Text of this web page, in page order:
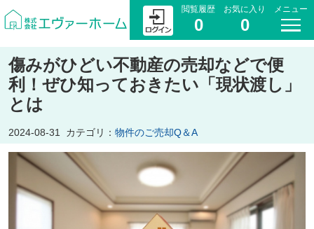
閲覧履歴
0
お気に入り
0
メニュー
傷みがひどい不動産の売却などで便
利！ぜひ知っておきたい「現状渡し」
とは
2024-08-31 カテゴリ： 物件のご売却Q＆A